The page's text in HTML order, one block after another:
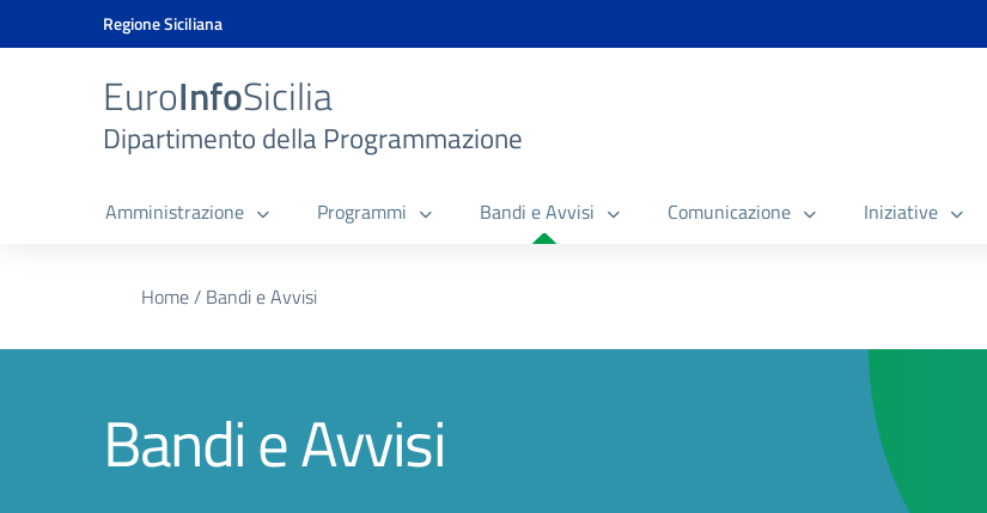
Vai ai contenuti
Vai al menu di navigazione
Vai al banner delle Cookie Policy
Regione Siciliana
EuroInfoSicilia
Dipartimento della Programmazione
Amministrazione Programmi Bandi e Avvisi Comunicazione Iniziative
Home/ Bandi e Avvisi
Bandi e Avvisi